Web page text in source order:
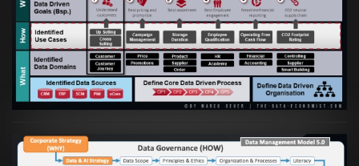
Artikel:
Business Case orientierte
Etablierung einer Data Driven Company
VIEW